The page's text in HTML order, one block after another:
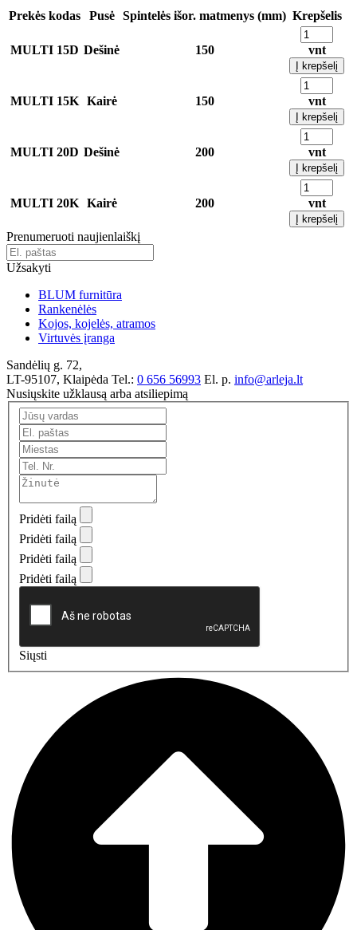
Prekės kodas Pusė Spintelės išor. matmenys (mm) Krepšelis
MULTI 15D Dešinė 150 vnt
Į krepšelį
MULTI 15K Kairė 150 vnt
Į krepšelį
MULTI 20D Dešinė 200 vnt
Į krepšelį
MULTI 20K Kairė 200 vnt
Į krepšelį
Prenumeruoti naujienlaiškį
Užsakyti
BLUM furnitūra
Rankenėlės
Kojos, kojelės, atramos
Virtuvės įranga
Sandėlių g. 72,
LT-95107, Klaipėda Tel.: 0 656 56993 El. p. info@arleja.lt
Nusiųskite užklausą arba atsiliepimą
Pridėti failą
Pridėti failą
Pridėti failą
Pridėti failą
Siųsti